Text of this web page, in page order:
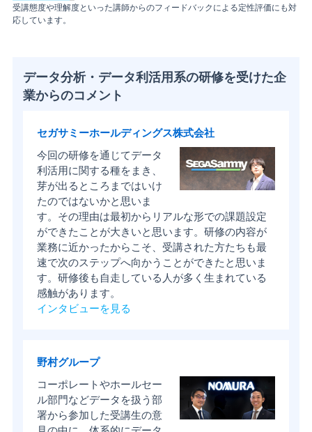
受講態度や理解度といった講師からのフィードバックによる定性評価にも対
応しています。
データ分析・データ利活用系の研修を受けた企
業からのコメント
セガサミーホールディングス株式会社
今回の研修を通じてデータ
利活用に関する種をまき、
芽が出るところまではいけ
たのではないかと思いま
す。その理由は最初からリアルな形での課題設定
ができたことが大きいと思います。研修の内容が
業務に近かったからこそ、受講された方たちも最
速で次のステップへ向かうことができたと思いま
す。研修後も自走している人が多く生まれている
感触があります。
インタビューを見る
野村グループ
コーポレートやホールセー
ル部門などデータを扱う部
署から参加した受講生の意